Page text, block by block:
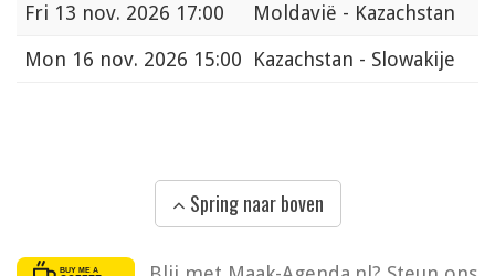
Fri 13 nov. 2026 17:00
Moldavië - Kazachstan
Mon 16 nov. 2026 15:00 Kazachstan - Slowakije
Spring naar boven